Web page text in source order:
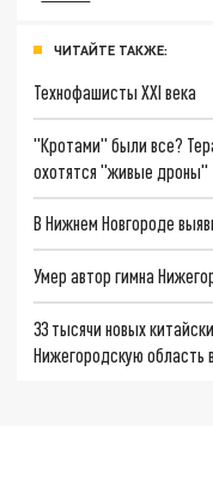
ЧИТАЙТЕ ТАКЖЕ:
Технофашисты XXI века
"Кротами" были все?
охотятся "живые дроны"
В Нижнем Новгороде
Умер автор гимна
33 тысячи новых
Нижегородскую область